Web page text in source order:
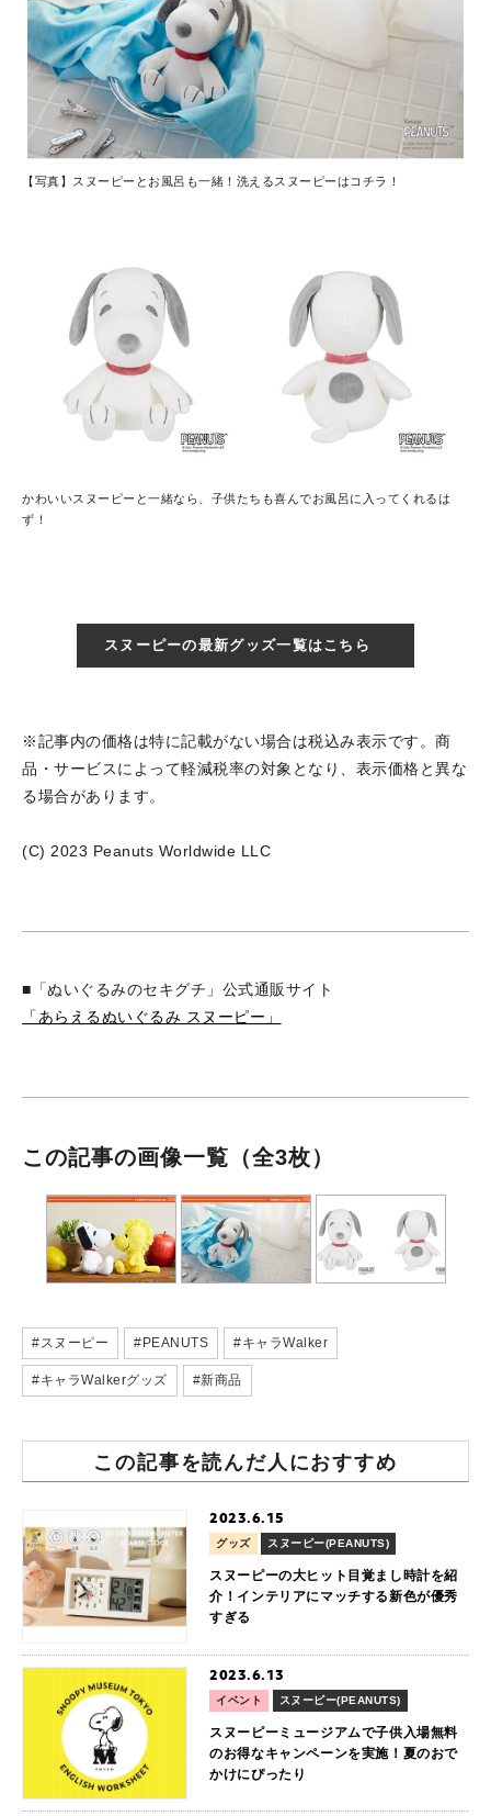
【写真】スヌーピーとお風呂も一緒！洗えるスヌーピーはコチラ！
かわいいスヌーピーと一緒なら、子供たちも喜んでお風呂に入ってくれるは
ず！
スヌーピーの最新グッズ一覧はこちら
※記事内の価格は特に記載がない場合は税込み表示です。商
品・サービスによって軽減税率の対象となり、表示価格と異な
る場合があります。
(C) 2023 Peanuts Worldwide LLC
■「ぬいぐるみのセキグチ」公式通販サイト
「あらえるぬいぐるみ スヌーピー」
この記事の画像一覧 （全3枚）
#スヌーピー #PEANUTS #キャラWalker
#キャラWalkerグッズ #新商品
この記事を読んだ人におすすめ
2023.6.15
グッズ スヌーピー(PEANUTS)
スヌーピーの大ヒット目覚まし時計を紹
介！インテリアにマッチする新色が優秀
すぎる
2023.6.13
イベント スヌーピー(PEANUTS)
スヌーピーミュージアムで子供入場無料
のお得なキャンペーンを実施！夏のおで
かけにぴったり